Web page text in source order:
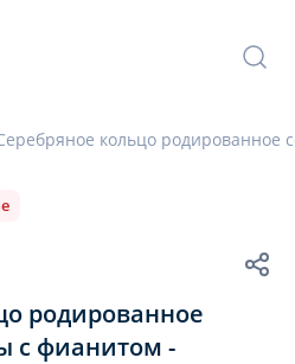
кольцо родированное
родированное
с фианитом -